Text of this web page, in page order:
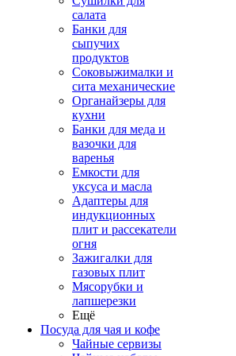
салата
Банки для
сыпучих
продуктов
Соковыжималки и
сита механические
Органайзеры для
кухни
Банки для меда и
вазочки для
варенья
Емкости для
уксуса и масла
Адаптеры для
индукционных
плит и рассекатели
огня
Зажигалки для
газовых плит
Мясорубки и
лапшерезки
Ещё
Посуда для чая и кофе
Чайные сервизы